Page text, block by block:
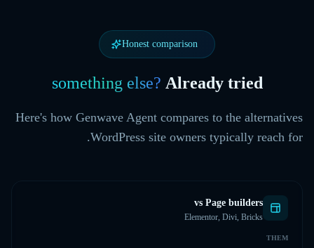
Honest comparison
Already tried
something else?
Here's how Genwave Agent compares to the alternatives
WordPress site owners typically reach for.
vs Page builders
Elementor, Divi, Bricks
THEM